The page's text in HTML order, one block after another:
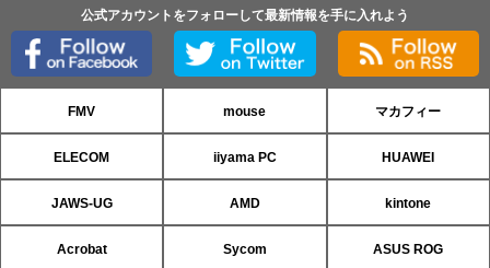
公式アカウントをフォローして最新情報を手に入れよう
FMV mouse マカフィー
ELECOM iiyama PC HUAWEI
JAWS-UG AMD kintone
Acrobat Sycom ASUS ROG